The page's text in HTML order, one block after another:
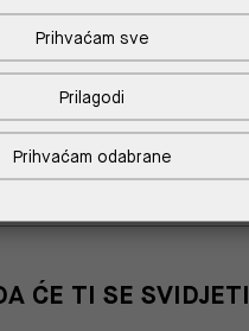
Designer
Split
ĆE TI SE SVIDJETI
Prihvaćam odabrane
Prilagodi
Prihvaćam sve